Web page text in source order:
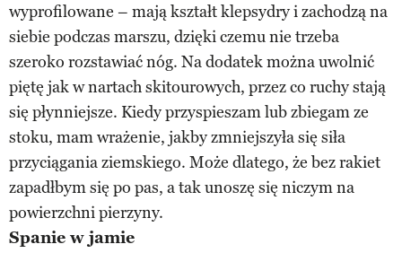
wyprofilowane – mają kształt klepsydry i zachodzą na
siebie podczas marszu, dzięki czemu nie trzeba
szeroko rozstawiać nóg. Na dodatek można uwolnić
piętę jak w nartach ski­tourowych, przez co ruchy stają
się płynniejsze. Kiedy przyspieszam lub zbiegam ze
stoku, mam wrażenie, jakby zmniejszyła się siła
przyciągania ziemskiego. Może dlatego, że bez rakiet
zapadłbym się po pas, a tak unoszę się niczym na
powierzchni pierzyny.
Spanie w jamie